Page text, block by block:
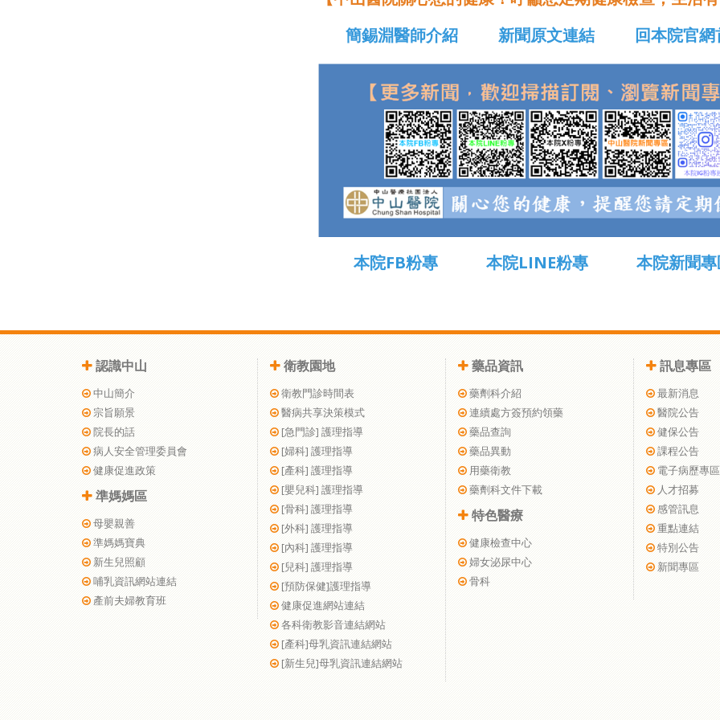
簡錫淵醫師介紹
新聞原文連結 回本院官網
本院FB粉專 本院LINE粉專 本院新聞
認識中山
中山簡介
宗旨願景
院長的話
病人安全管理委員會
健康促進政策
準媽媽區
母嬰親善
準媽媽寶典
新生兒照顧
哺乳資訊網站連結
產前夫婦教育班
衛教園地
衛教門診時間表
醫病共享決策模式
[急門診] 護理指導
[婦科] 護理指導
[產科] 護理指導
[嬰兒科] 護理指導
[骨科] 護理指導
[外科] 護理指導
[內科] 護理指導
[兒科] 護理指導
[預防保健]護理指導
健康促進網站連結
各科衛教影音連結網站
[產科]母乳資訊連結網站
[新生兒]母乳資訊連結網站
藥品資訊
藥劑科介紹
連續處方簽預約領藥
藥品查詢
藥品異動
用藥衛教
藥劑科文件下載
特色醫療
健康檢查中心
婦女泌尿中心
骨科
訊息專區
最新消息
醫院公告
健保公告
課程公告
電子病歷專區
人才招募
感管訊息
重點連結
特別公告
新聞專區